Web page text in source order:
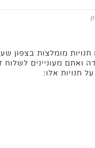
מומלצות בצפון
ואתם מעוניינים
חנויות אלו: